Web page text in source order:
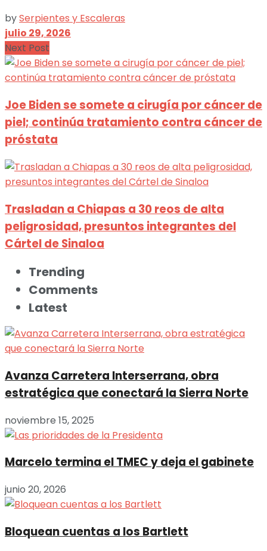
bySerpientes y Escaleras
julio 29, 2026
Next Post
Joe Biden se somete a cirugía por cáncer de
piel; continúa tratamiento contra cáncer de
próstata
Trasladan a Chiapas a 30 reos de alta
peligrosidad, presuntos integrantes del
Cártel de Sinaloa
Trending
Comments
Latest
Avanza Carretera Interserrana, obra
estratégica que conectará la Sierra Norte
noviembre 15, 2025
Marcelo termina el TMEC y deja el gabinete
junio 20, 2026
Bloquean cuentas a los Bartlett